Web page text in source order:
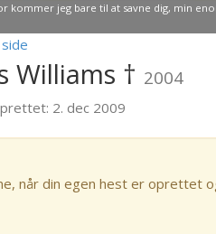
kommer jeg bare til at savne dig, min
Williams † 2004
2. dec 2009
når din egen hest er oprettet